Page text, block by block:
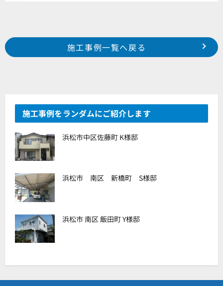
Prev 施工事例一覧へ戻る
施工事例をランダムにご紹介します
浜松市中区佐藤町 K様邸
浜松市 南区 新橋町 S様邸
浜松市 南区 飯田町 Y様邸